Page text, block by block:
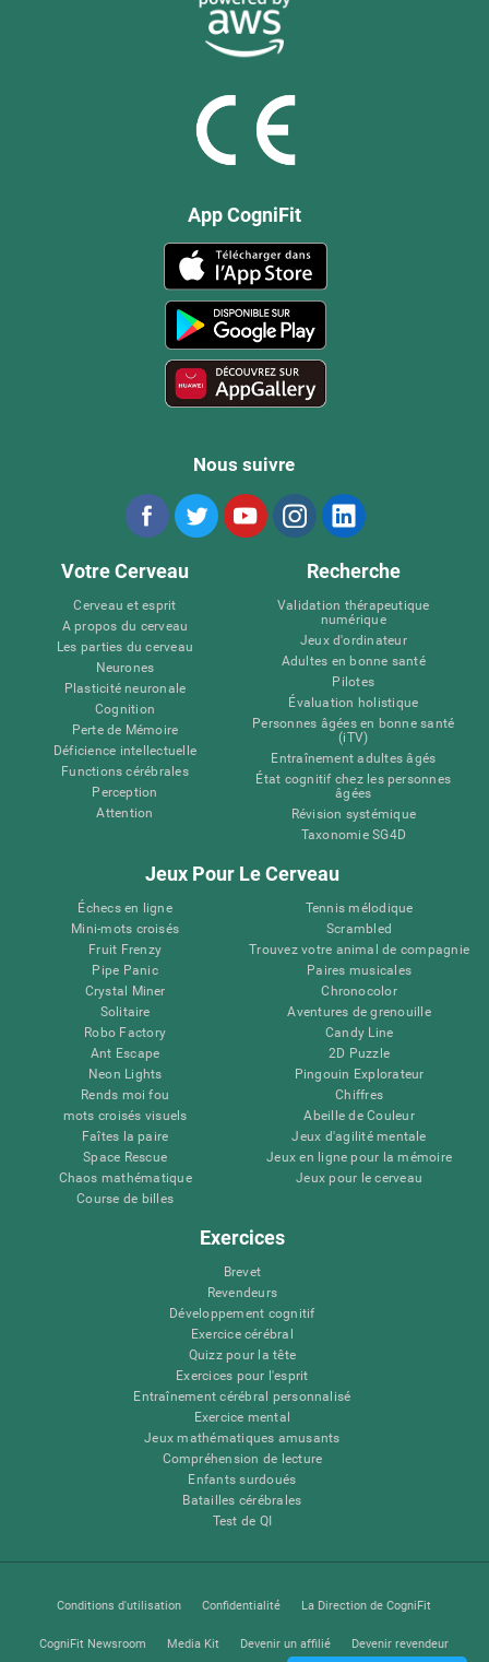
App CogniFit
Nous suivre
Votre Cerveau
Cerveau et esprit
A propos du cerveau
Les parties du cerveau
Neurones
Plasticité neuronale
Cognition
Perte de Mémoire
Déficience intellectuelle
Functions cérébrales
Perception
Attention
Recherche
Validation thérapeutique
numérique
Jeux d'ordinateur
Adultes en bonne santé
Pilotes
Évaluation holistique
Personnes âgées en bonne santé
(iTV)
Entraînement adultes âgés
État cognitif chez les personnes
âgées
Révision systémique
Taxonomie SG4D
Jeux Pour Le Cerveau
Échecs en ligne
Mini-mots croisés
Fruit Frenzy
Pipe Panic
Crystal Miner
Solitaire
Robo Factory
Ant Escape
Neon Lights
Rends moi fou
mots croisés visuels
Faîtes la paire
Space Rescue
Chaos mathématique
Course de billes
Tennis mélodique
Scrambled
Trouvez votre animal de compagnie
Paires musicales
Chronocolor
Aventures de grenouille
Candy Line
2D Puzzle
Pingouin Explorateur
Chiffres
Abeille de Couleur
Jeux d'agilité mentale
Jeux en ligne pour la mémoire
Jeux pour le cerveau
Exercices
Brevet
Revendeurs
Développement cognitif
Exercice cérébral
Quizz pour la tête
Exercices pour l'esprit
Entraînement cérébral personnalisé
Exercice mental
Jeux mathématiques amusants
Compréhension de lecture
Enfants surdoués
Batailles cérébrales
Test de QI
Conditions d'utilisation Confidentialité La Direction de CogniFit
CogniFit Newsroom Media Kit Devenir un affilié Devenir revendeur